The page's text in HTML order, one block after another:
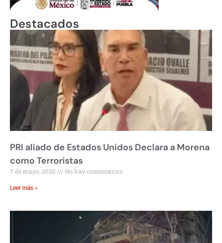
Destacados
PRI aliado de Estados Unidos Declara a Morena
como Terroristas
7 de mayo, 2026 No hay comentarios
Leer más »